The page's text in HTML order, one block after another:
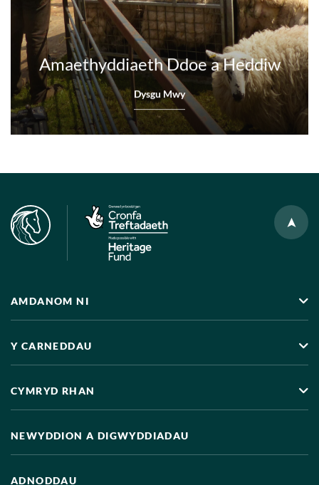
Amaethyddiaeth Ddoe a Heddiw
Dysgu Mwy
AMDANOM NI
Y CARNEDDAU
CYMRYD RHAN
NEWYDDION A DIGWYDDIADAU
ADNODDAU